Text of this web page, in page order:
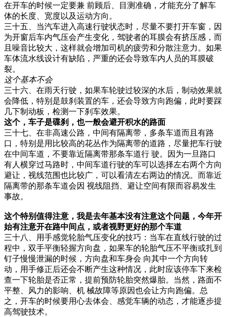
在开车的时候一定要兼 前顾后、目测准确，才能充分了解车
体的长度、宽度以及运动方向。
三十五、当汽车进入高速行驶状态时，尽量不要打开车窗，因
为开窗后车内气压会产生变化，驾驶者的耳膜会有挤压感，而
且噪音比较大，这样就会增加司机的疲劳和分散注意力。如果
车体流水线设计有缺陷，严重的还会导致车内人员的耳膜破
裂。
这个基本不会
三十六、在雨天行驶，如果车轮驶过较深的水后，制动效果就
会降低，特别是鼓刹装置的车，还会导致方向跑偏，此时要踩
几下制动板，检测一下刹车效果。
这个，车子是碟刹，也一般会避开积水的路面
三十七、在非高速公路，中间有隔离带，多条车道而且有路
口，特别是用比较高的花丛作为隔离带的道路，尽量把车行驶
在中间车道，不要靠近隔离带那条车道行 驶。因为一旦路口
有人横穿过马路时，中间车道行驶的车可以选择左右两个方向
避让，视线范围也比较广，可以看清左右两边的情况。而靠近
隔离带的那条车道会因 视线阻挡、避让空间有限而容易发生
事故。
这个特别值得注意，我是去年基本没有注意这个问题，今年开
始有注意开在路中间点，或者视野更好的那个车道
三十八、用手感觉轮胎气压变化的技巧：当车在直线行驶的过
程中，双手平衡轻握方向盘，如果车的轮胎气压不平衡或扎到
钉子慢慢泄漏的时候，方向盘和车身会 向其中一个方向转
动，用手修正后还会不断产生这种情况，此时应该停车下来检
查一下轮胎是否正常，提前预防轮胎突然爆胎。当然，路面不
平整、风力的影响、机 械故障等原因也会让方向跑偏。总
之，开车的时候要用心去体会、感觉车辆的动态，才能逐步提
高驾驶技术。